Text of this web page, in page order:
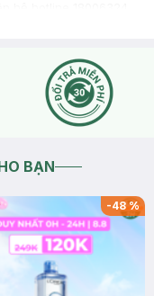
ơn bạn đã tin tưởng
hệ hotline 18006324
ơn bạn đã tin tưởng
BẠN
-48%